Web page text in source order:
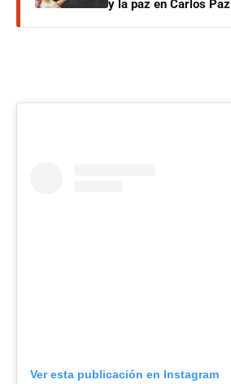
y la paz en Carlos Paz
Ver esta publicación en Instagram